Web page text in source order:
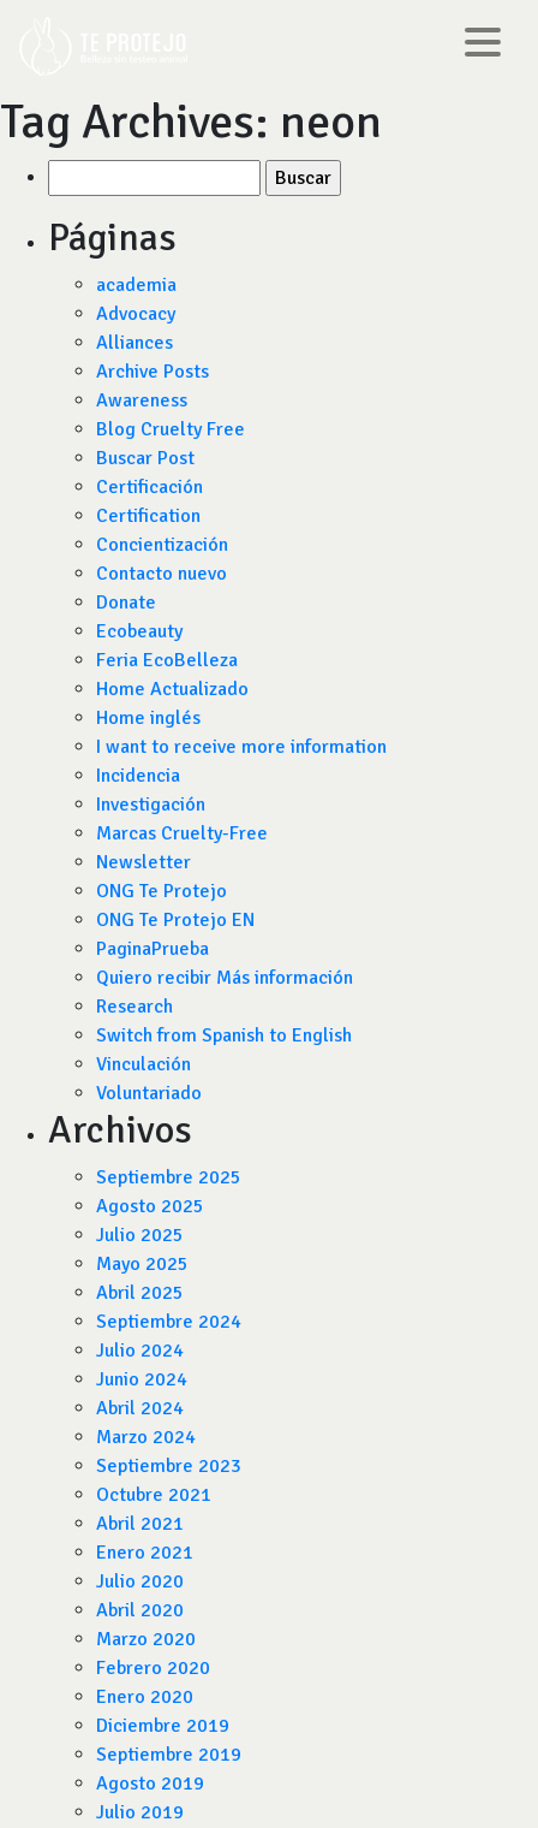
Tag Archives: neon
por:
Páginas
academia
Advocacy
Alliances
Archive Posts
Awareness
Blog Cruelty Free
Buscar Post
Certificación
Certification
Concientización
Contacto nuevo
Donate
Ecobeauty
Feria EcoBelleza
Home Actualizado
Home inglés
I want to receive more information
Incidencia
Investigación
Marcas Cruelty-Free
Newsletter
ONG Te Protejo
ONG Te Protejo EN
PaginaPrueba
Quiero recibir Más información
Research
Switch from Spanish to English
Vinculación
Voluntariado
Archivos
Septiembre 2025
Agosto 2025
Julio 2025
Mayo 2025
Abril 2025
Septiembre 2024
Julio 2024
Junio 2024
Abril 2024
Marzo 2024
Septiembre 2023
Octubre 2021
Abril 2021
Enero 2021
Julio 2020
Abril 2020
Marzo 2020
Febrero 2020
Enero 2020
Diciembre 2019
Septiembre 2019
Agosto 2019
Julio 2019